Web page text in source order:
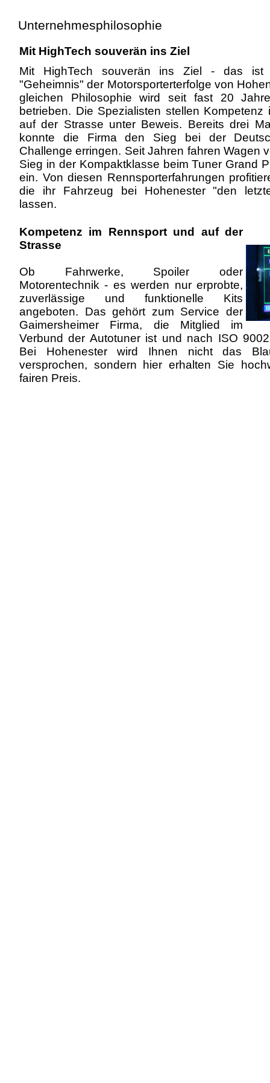
Unternehmesphilosophie
Mit HighTech souverän ins Ziel
Mit HighTech souverän ins Ziel - das ist
"Geheimnis" der Motorsporterterfolge von
gleichen Philosophie wird seit fast 20
betrieben. Die Spezialisten stellen Kompetenz
auf der Strasse unter Beweis. Bereits drei
konnte die Firma den Sieg bei der
Challenge erringen. Seit Jahren fahren Wagen
Sieg in der Kompaktklasse beim Tuner Grand
ein. Von diesen Rennsporterfahrungen
die ihr Fahrzeug bei Hohenester "den
lassen.
Kompetenz im Rennsport und auf der
Strasse
Ob Fahrwerke, Spoiler oder
Motorentechnik - es werden nur erprobte,
zuverlässige und funktionelle Kits
angeboten. Das gehört zum Service der
Gaimersheimer Firma, die Mitglied im
Verbund der Autotuner ist und nach ISO
Bei Hohenester wird Ihnen nicht das
versprochen, sondern hier erhalten Sie
fairen Preis.